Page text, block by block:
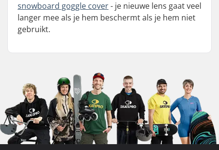
snowboard goggle cover- je nieuwe lens gaat veel
langer mee als je hem beschermt als je hem niet
gebruikt.